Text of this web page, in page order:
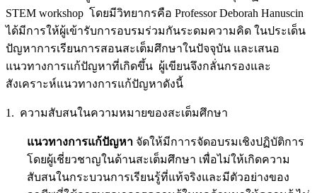
STEM workshop โดยมีวิทยากรคือ Professor Deborah Hanuscin
ได้มีการให้ผู้เข้ารับการอบรมร่วมกันระดมความคิด ในประเด็น
ปัญหาการเรียนการสอนสะเต็มศึกษาในปัจจุบัน และเสนอ
แนวทางการแก้ปัญหาที่เกิดขึ้น ผู้เขียนจึงกลั่นกรองและ
สังเคราะห์แนวทางการแก้ปัญหาดังนี้
1. ความสับสนในความหมายของสะเต็มศึกษา
แนวทางการแก้ปัญหา จัดให้มีกาารจัดอบรมเชิงปฏิบัติการ
โดยผู้เชี่ยวชาญในด้านสะเต็มศึกษา เพื่อไม่ให้เกิดความ
สับสนในกระบวนการเรียนรู้ที่แท้จริงและมีตัวอย่างของ